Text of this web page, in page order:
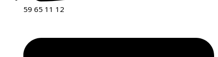
59 65 11 12